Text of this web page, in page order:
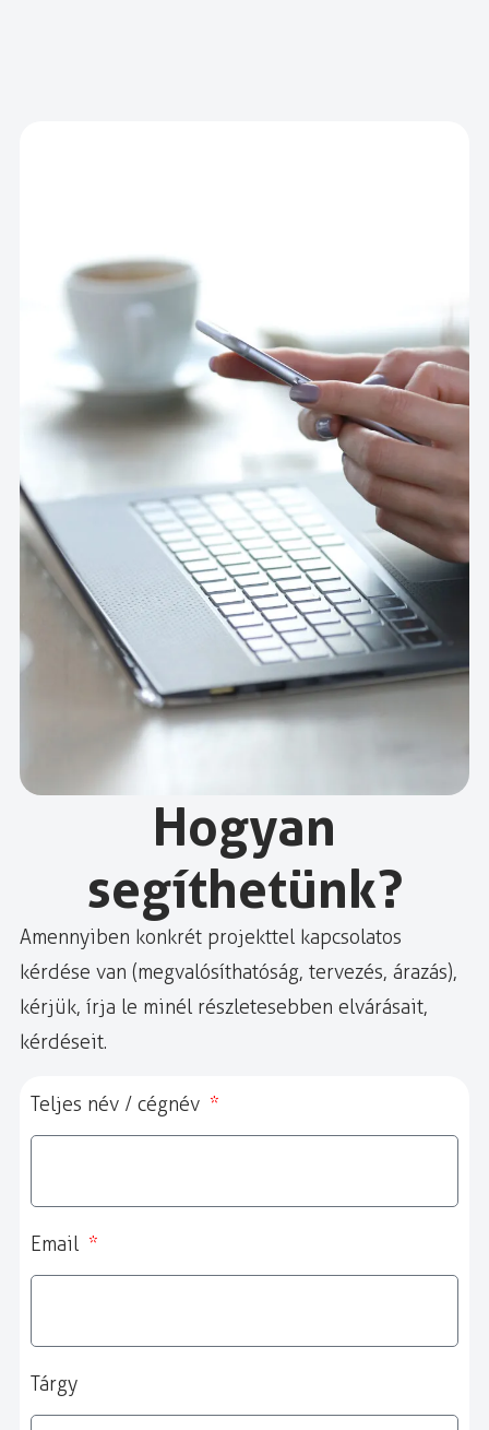
Hogyan
segíthetünk?
Amennyiben konkrét projekttel kapcsolatos
kérdése van (megvalósíthatóság, tervezés, árazás),
kérjük, írja le minél részletesebben elvárásait,
kérdéseit.
Teljes név / cégnév
Email
Tárgy